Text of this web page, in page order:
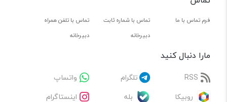
فرم تماس با ما
تماس با شماره ثابت
دبیرخانه
تماس با تلفن همراه
دبیرخانه
مارا دنبال کنید
RSS تلگرام
واتساپ
روبیکا
بله اینستاگرام